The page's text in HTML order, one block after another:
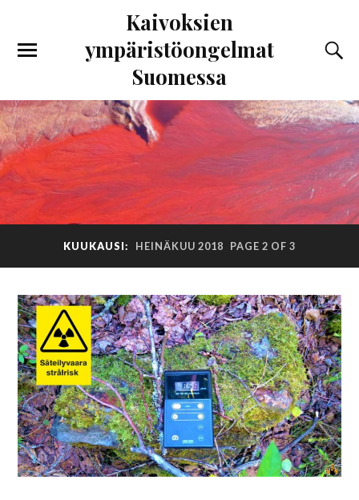
Kaivoksien
ympäristöongelmat
Suomessa
KUUKAUSI: HEINÄKUU 2018 PAGE 2 OF 3